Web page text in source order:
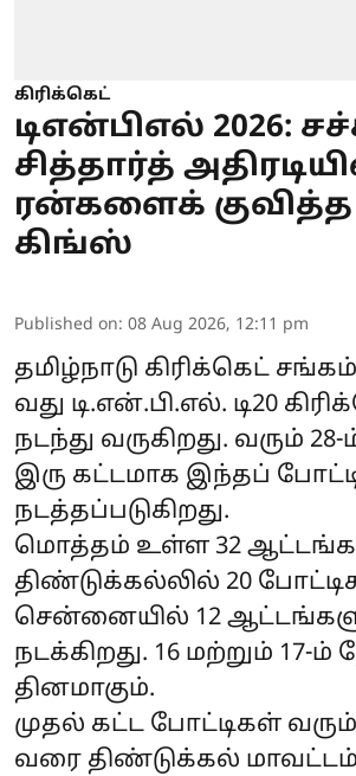
கிரிக்கெட்
டிஎன்பிஎல் 2026:
சித்தார்த்
ரன்களைக்
கிங்ஸ்
Published on: 08 Aug 2026, 12:11 pm
தமிழ்நாடு கிரிக்கெட் சங்கம்
வது டி.என்.பி.எல். டி20
நடந்து வருகிறது. வரும்
இரு கட்டமாக இந்தப்
நடத்தப்படுகிறது.
மொத்தம் உள்ள 32
திண்டுக்கல்லில் 20
சென்னையில் 12
நடக்கிறது. 16 மற்றும் 17-ம்
தினமாகும்.
முதல் கட்ட போட்டிகள் வரும்
வரை திண்டுக்கல்